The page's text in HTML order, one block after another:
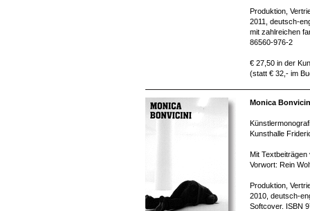
Produktion,
2011, deutsch-
mit zahlreichen
86560-976-2
€ 27,50 in der
(statt € 32,- im
Monica
Kunsthalle
Mit
Vorwort: Rein
Produktion,
2010, deutsch-
Softcover. ISBN